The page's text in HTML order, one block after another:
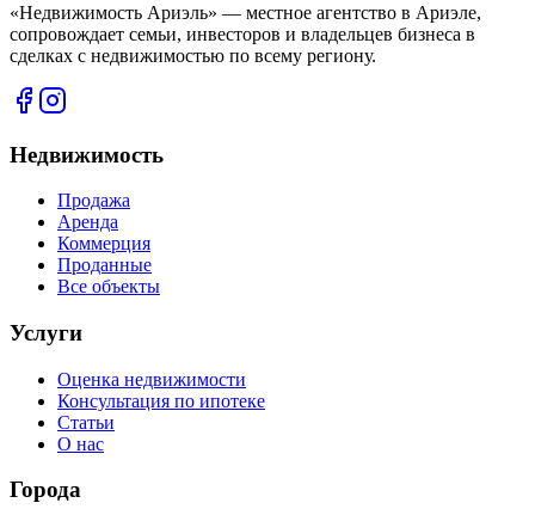
«Недвижимость Ариэль» — местное агентство в Ариэле,
сопровождает семьи, инвесторов и владельцев бизнеса в
сделках с недвижимостью по всему региону.
Недвижимость
Продажа
Аренда
Коммерция
Проданные
Все объекты
Услуги
Оценка недвижимости
Консультация по ипотеке
Статьи
О нас
Города